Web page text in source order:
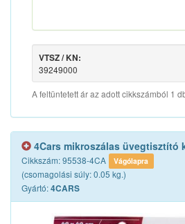
VTSZ / KN:
39249000
A feltüntetett ár az adott cikkszámból 1
4Cars mikroszálas üvegtisztító
Cikkszám: 95538-4CA Vágólapra
(csomagolási súly: 0.05 kg.)
Gyártó:4CARS